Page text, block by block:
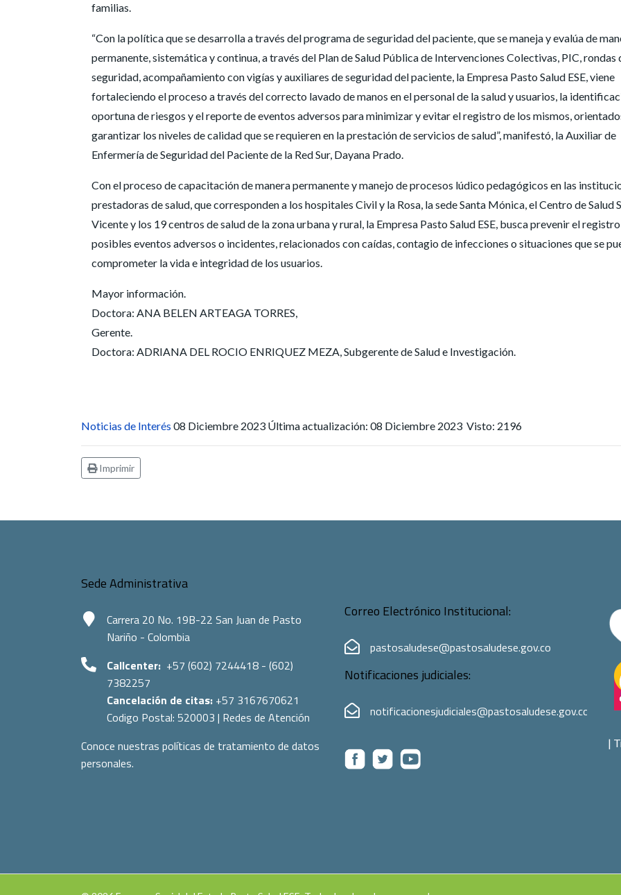
familias.
“Con la política que se desarrolla a través del programa de seguridad del paciente, que se maneja y evalúa de
permanente, sistemática y continua, a través del Plan de Salud Pública de Intervenciones Colectivas, PIC, rondas
seguridad, acompañamiento con vigías y auxiliares de seguridad del paciente, la Empresa Pasto Salud ESE, viene
fortaleciendo el proceso a través del correcto lavado de manos en el personal de la salud y usuarios, la
oportuna de riesgos y el reporte de eventos adversos para minimizar y evitar el registro de los mismos,
garantizar los niveles de calidad que se requieren en la prestación de servicios de salud”, manifestó, la Auxiliar de
Enfermería de Seguridad del Paciente de la Red Sur, Dayana Prado.
Con el proceso de capacitación de manera permanente y manejo de procesos lúdico pedagógicos en las
prestadoras de salud, que corresponden a los hospitales Civil y la Rosa, la sede Santa Mónica, el Centro de Salud
Vicente y los 19 centros de salud de la zona urbana y rural, la Empresa Pasto Salud ESE, busca prevenir el
posibles eventos adversos o incidentes, relacionados con caídas, contagio de infecciones o situaciones que se
comprometer la vida e integridad de los usuarios.
Mayor información.
Doctora: ANA BELEN ARTEAGA TORRES,
Gerente.
Doctora: ADRIANA DEL ROCIO ENRIQUEZ MEZA, Subgerente de Salud e Investigación.
Noticias de Interés 08 Diciembre 2023 Última actualización: 08 Diciembre 2023 Visto: 2196
Imprimir
Sede Administrativa
Carrera 20 No. 19B-22 San Juan de Pasto
Nariño - Colombia
Callcenter: +57 (602) 7244418 - (602)
7382257
Cancelación de citas: +57 3167670621
Codigo Postal: 520003 | Redes de Atención
Conoce nuestras políticas de tratamiento de datos
personales.
Correo Electrónico Institucional:
pastosaludese@pastosaludese.gov.co
Notificaciones judiciales:
notificacionesjudiciales@pastosaludese.gov.co
|